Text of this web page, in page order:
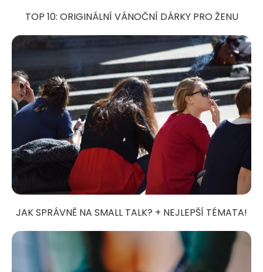
TOP 10: ORIGINÁLNÍ VÁNOČNÍ DÁRKY PRO ŽENU
JAK SPRÁVNĚ NA SMALL TALK? + NEJLEPŠÍ TÉMATA!